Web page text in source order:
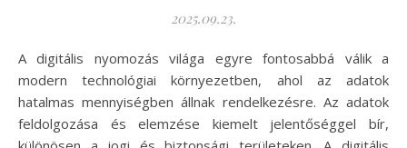
2025.09.23.
A digitális nyomozás világa egyre fontosabbá válik a
modern technológiai környezetben, ahol az adatok
hatalmas mennyiségben állnak rendelkezésre. Az adatok
feldolgozása és elemzése kiemelt jelentőséggel bír,